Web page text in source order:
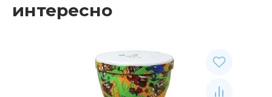
интересно